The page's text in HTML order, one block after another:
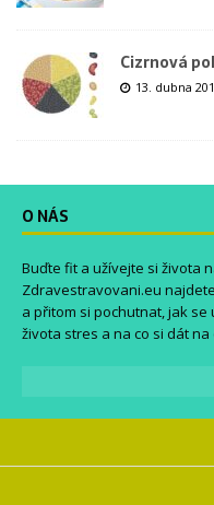
Cizrnová
13. dubna
O NÁS
Buďte fit a užívejte si života
Zdravestravovani.eu
a přitom si pochutnat, jak
života stres a na co si dát